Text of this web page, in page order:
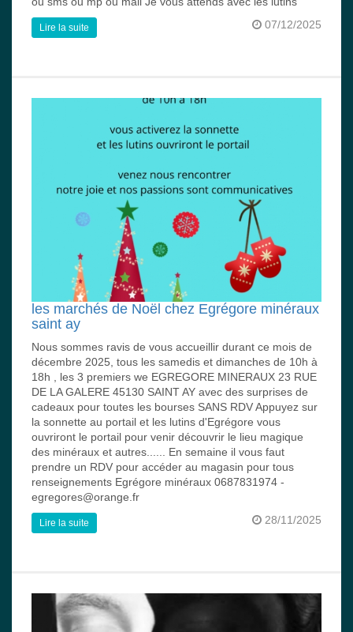
07/12/2025
Lire la suite
les marchés de Noël chez Egrégore minéraux
saint ay
Nous sommes ravis de vous accueillir durant ce mois de
décembre 2025, tous les samedis et dimanches de 10h à
18h , les 3 premiers we EGREGORE MINERAUX 23 RUE
DE LA GALERE 45130 SAINT AY avec des surprises de
cadeaux pour toutes les bourses SANS RDV Appuyez sur
la sonnette au portail et les lutins d'Egrégore vous
ouvriront le portail pour venir découvrir le lieu magique
des minéraux et autres...... En semaine il vous faut
prendre un RDV pour accéder au magasin pour tous
renseignements Egrégore minéraux 0687831974 -
egregores@orange.fr
28/11/2025
Lire la suite